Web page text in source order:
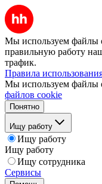
Мы используем файлы
правильную работу
трафик.
Правила
Мы используем файлы
файлов cookie
Понятно
Ищу работу
Ищу работу
Ищу работу
Ищу сотрудника
Сервисы